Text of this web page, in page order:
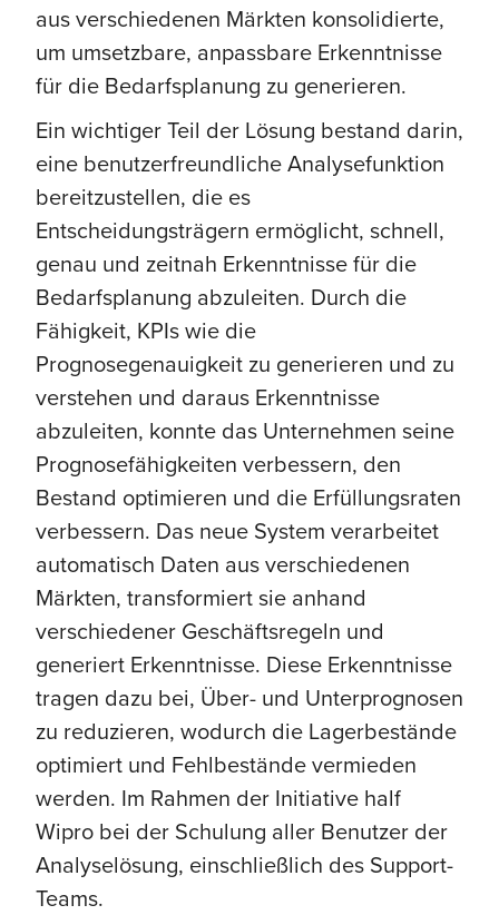
aus verschiedenen Märkten konsolidierte,
um umsetzbare, anpassbare Erkenntnisse
für die Bedarfsplanung zu generieren.
Ein wichtiger Teil der Lösung bestand darin,
eine benutzerfreundliche Analysefunktion
bereitzustellen, die es
Entscheidungsträgern ermöglicht, schnell,
genau und zeitnah Erkenntnisse für die
Bedarfsplanung abzuleiten. Durch die
Fähigkeit, KPIs wie die
Prognosegenauigkeit zu generieren und zu
verstehen und daraus Erkenntnisse
abzuleiten, konnte das Unternehmen seine
Prognosefähigkeiten verbessern, den
Bestand optimieren und die Erfüllungsraten
verbessern. Das neue System verarbeitet
automatisch Daten aus verschiedenen
Märkten, transformiert sie anhand
verschiedener Geschäftsregeln und
generiert Erkenntnisse. Diese Erkenntnisse
tragen dazu bei, Über- und Unterprognosen
zu reduzieren, wodurch die Lagerbestände
optimiert und Fehlbestände vermieden
werden. Im Rahmen der Initiative half
Wipro bei der Schulung aller Benutzer der
Analyselösung, einschließlich des Support-
Teams.